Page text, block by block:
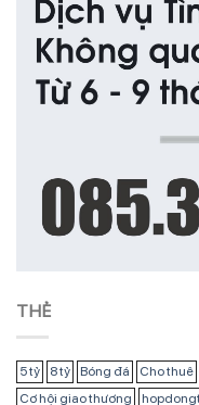
THẺ
5 tỷ 8 tỷ Bóng đá Cho thuê
Cơ hội giao thương